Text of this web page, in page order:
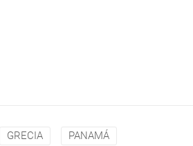
GRECIA PANAMÁ